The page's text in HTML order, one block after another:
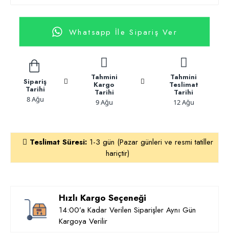
Whatsapp İle Sipariş Ver
Sipariş
Tarihi
8 Ağu
Tahmini
Kargo
Tarihi
9 Ağu
Tahmini
Teslimat
Tarihi
12 Ağu
Teslimat Süresi:1-3 gün (Pazar günleri ve resmi tatiller
hariçtir)
Hızlı Kargo Seçeneği
14:00’a Kadar Verilen Siparişler Aynı Gün
Kargoya Verilir